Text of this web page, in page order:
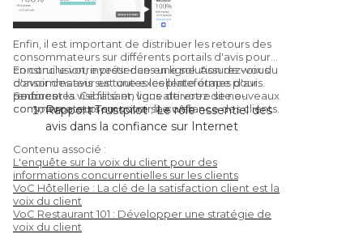
Enfin, il est important de distribuer les retours des
consommateurs sur différents portails d'avis pour
construire votre présence en ligne. Assurez-vous
d'avoir des avis sur toutes les plateformes d'avis
pertinentes. Ce faisant, vous attirerez de nouveaux
consommateurs sur votre site web.
En conclusion, investir dans une solution de voix du
consommateur est une excellente étape pour
renforcer la visibilité en ligne de votre site e-
commerce et promouvoir la confiance des clients.
Sources :
Rapport Trustpilot : Le rôle essentiel des
avis dans la confiance sur Internet
Learning Hub : 51 statistiques sur les avis
clients qui vous feront repenser leur
utilisation
Chatmeter : Google confirme que
répondre aux avis améliore votre
référencement local
Contenu associé :
L'enquête sur la voix du client pour des
informations concurrentielles sur les clients
VoC Hôtellerie : La clé de la satisfaction client est la
voix du client
VoC Restaurant 101 : Développer une stratégie de
voix du client